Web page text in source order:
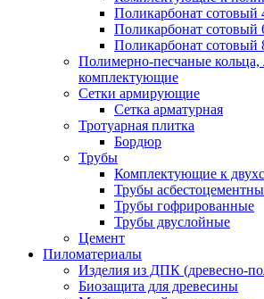
Поликарбонат сотовый
Поликарбонат сотовый
Поликарбонат сотовый
Полимерно-песчаные
комплектующие
Сетки армирующие
Сетка арматурная
Тротуарная плитка
Бордюр
Трубы
Комплектующие к
Трубы
Трубы гофрированные
Трубы двуслойные
Цемент
Пиломатериалы
Изделия из ДПК (древесно-
Биозащита для древесины